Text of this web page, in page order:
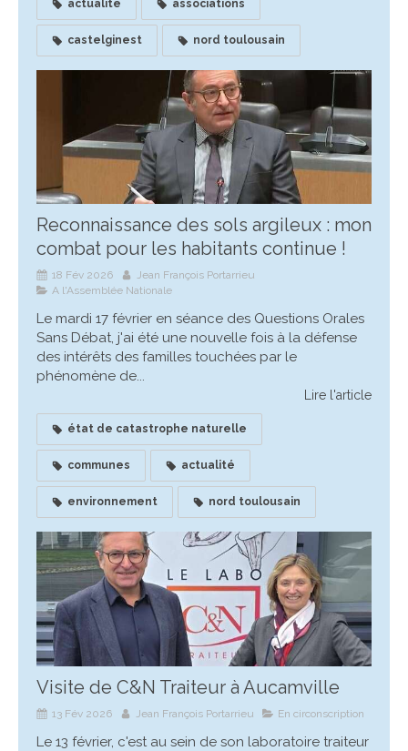
actualité associations
castelginest nord toulousain
Reconnaissance des sols argileux : mon
combat pour les habitants continue !
18 Fév 2026
Jean François Portarrieu
A l'Assemblée Nationale
Le mardi 17 février en séance des Questions Orales
Sans Débat, j'ai été une nouvelle fois à la défense
des intérêts des familles touchées par le
phénomène de...
Lire l'article
état de catastrophe naturelle
communes actualité
environnement nord toulousain
Visite de C&N Traiteur à Aucamville
13 Fév 2026 Jean François Portarrieu En circonscription
Le 13 février, c'est au sein de son laboratoire traiteur